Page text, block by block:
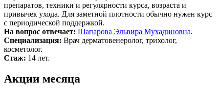
препаратов, техники и регулярности курса, возраста и
привычек ухода. Для заметной плотности обычно нужен курс
с периодической поддержкой.
На вопрос отвечает: Шапарова Эльвира Мухадиновна.
Специализация: Врач дерматовенеролог, трихолог,
косметолог.
Стаж: 14 лет.
Акции месяца